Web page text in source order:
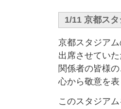
1/11 京都ス
京都スタジア
出席させていた
関係者の皆様
心から敬意を表
このスタジアム